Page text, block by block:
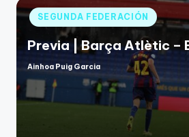
SEGUNDA FEDERACIÓN
Previa | Barça Atlètic –
Ainhoa Puig Garcia